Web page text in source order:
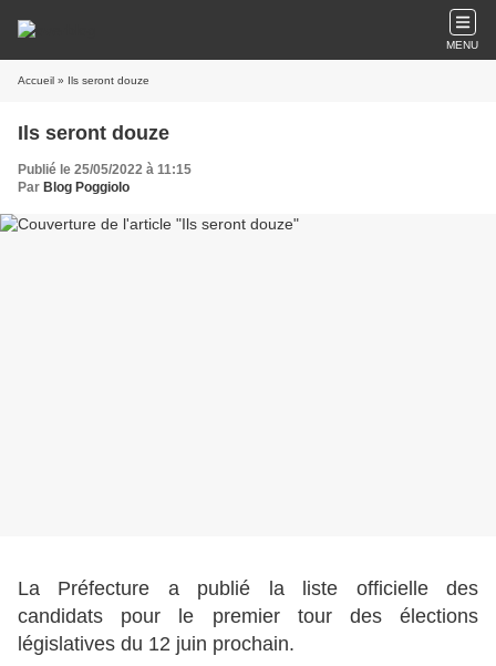
MENU
Accueil » Ils seront douze
Ils seront douze
Publié le 25/05/2022 à 11:15
Par Blog Poggiolo
La Préfecture a publié la liste officielle des
candidats pour le premier tour des élections
législatives du 12 juin prochain.